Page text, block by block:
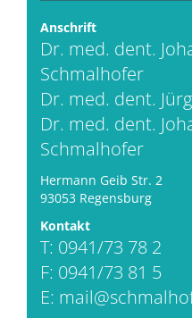
Anschrift
Dr. med. dent.
Schmalhofer
Dr. med. dent.
Dr. med. dent.
Schmalhofer
Hermann Geib Str. 2
93053 Regensburg
Kontakt
T: 0941/73 78 2
F: 0941/73 81 5
E: